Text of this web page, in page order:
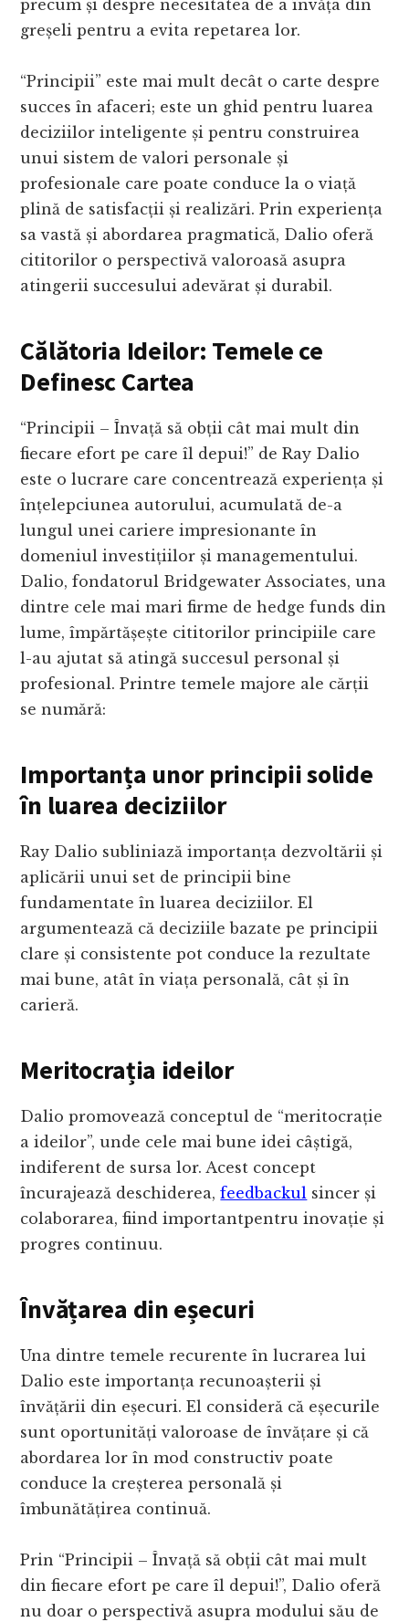
precum și despre necesitatea de a învăța din
greșeli pentru a evita repetarea lor.
“Principii” este mai mult decât o carte despre
succes în afaceri; este un ghid pentru luarea
deciziilor inteligente și pentru construirea
unui sistem de valori personale și
profesionale care poate conduce la o viață
plină de satisfacții și realizări. Prin experiența
sa vastă și abordarea pragmatică, Dalio oferă
cititorilor o perspectivă valoroasă asupra
atingerii succesului adevărat și durabil.
Călătoria Ideilor: Temele ce
Definesc Cartea
“Principii – Învață să obții cât mai mult din
fiecare efort pe care îl depui!” de Ray Dalio
este o lucrare care concentrează experiența și
înțelepciunea autorului, acumulată de-a
lungul unei cariere impresionante în
domeniul investițiilor și managementului.
Dalio, fondatorul Bridgewater Associates, una
dintre cele mai mari firme de hedge funds din
lume, împărtășește cititorilor principiile care
l-au ajutat să atingă succesul personal și
profesional. Printre temele majore ale cărții
se numără:
Importanța unor principii solide
în luarea deciziilor
Ray Dalio subliniază importanța dezvoltării și
aplicării unui set de principii bine
fundamentate în luarea deciziilor. El
argumentează că deciziile bazate pe principii
clare și consistente pot conduce la rezultate
mai bune, atât în viața personală, cât și în
carieră.
Meritocrația ideilor
Dalio promovează conceptul de “meritocrație
a ideilor”, unde cele mai bune idei câștigă,
indiferent de sursa lor. Acest concept
încurajează deschiderea,feedbackul sincer și
colaborarea, fiind importantpentru inovație și
progres continuu.
Învățarea din eșecuri
Una dintre temele recurente în lucrarea lui
Dalio este importanța recunoașterii și
învățării din eșecuri. El consideră că eșecurile
sunt oportunități valoroase de învățare și că
abordarea lor în mod constructiv poate
conduce la creșterea personală și
îmbunătățirea continuă.
Prin “Principii – Învață să obții cât mai mult
din fiecare efort pe care îl depui!”, Dalio oferă
nu doar o perspectivă asupra modului său de